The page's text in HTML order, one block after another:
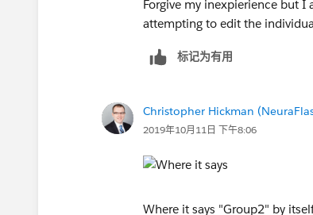
Forgive my inexpierience but
attempting to edit the
标记为有用
Christopher Hickman
2019年10月11日 下午8:06
Where it says "Group2" by